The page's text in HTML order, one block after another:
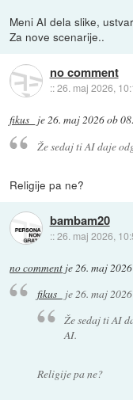
Meni AI dela slike,
Za nove scenarije..
no comment
::26. maj 2026,
fikus_ je26. maj 2026 ob
Že sedaj ti AI daje
Religije pa ne?
bambam20
::26. maj 2026,
no comment je 26. maj
fikus_ je26. maj
Že sedaj ti AI
AI.
Religije pa ne?